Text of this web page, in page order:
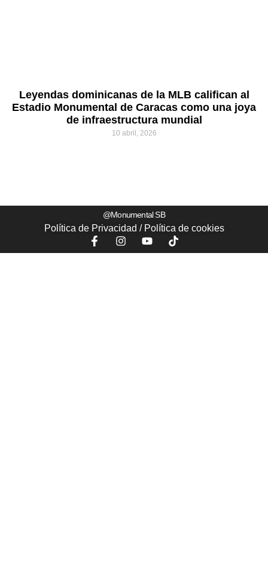
Leyendas dominicanas de la MLB califican al
Estadio Monumental de Caracas como una joya
de infraestructura mundial
10 abril, 2026
@Monumental SB
Política de Privacidad / Política decookies